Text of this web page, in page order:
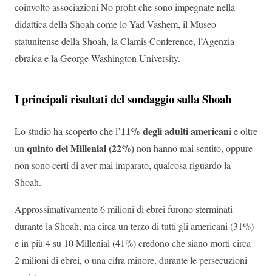
coinvolto associazioni No profit che sono impegnate nella
didattica della Shoah come lo Yad Vashem, il Museo
statunitense della Shoah, la Clamis Conference, l’Agenzia
ebraica e la George Washington University.
I principali risultati del sondaggio sulla Shoah
Lo studio ha scoperto che l’11% degli adulti americani e oltre
unquinto dei Millenial (22%)non hanno mai sentito, oppure
non sono certi di aver mai imparato, qualcosa riguardo la
Shoah.
Approssimativamente 6 milioni di ebrei furono sterminati
durante la Shoah, ma circa un terzo di tutti gli americani (31%)
e in più 4 su 10 Millenial (41%) credono che siano morti circa
2 milioni di ebrei, o una cifra minore, durante le persecuzioni